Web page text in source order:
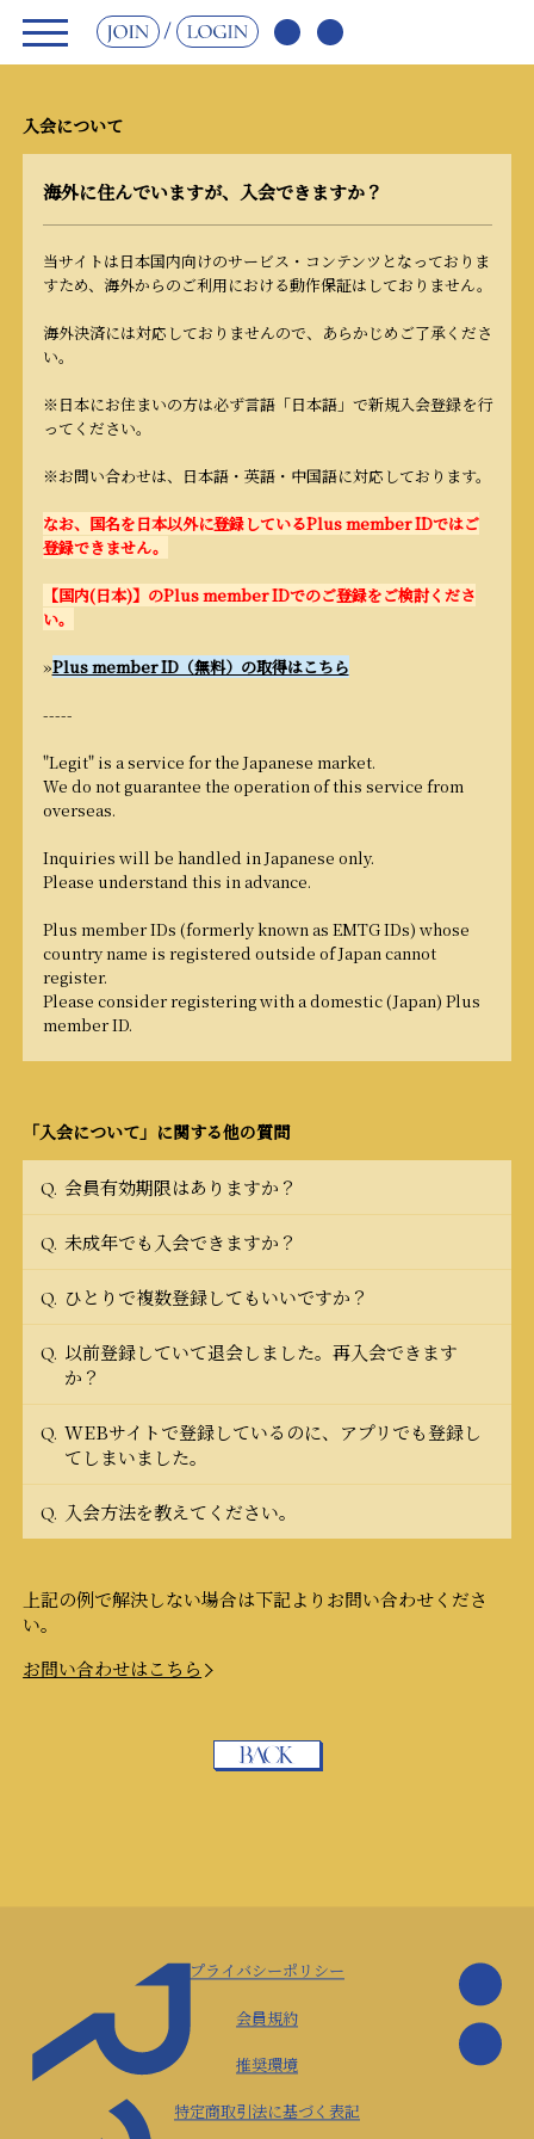
JOIN LOGIN
入会について
海外に住んでいますが、入会できますか？
当サイトは日本国内向けのサービス・コンテンツとなっておりま
すため、海外からのご利用における動作保証はしておりません。
海外決済には対応しておりませんので、あらかじめご了承くださ
い。
※日本にお住まいの方は必ず言語「日本語」で新規入会登録を行
ってください。
※お問い合わせは、日本語・英語・中国語に対応しております。
なお、国名を日本以外に登録しているPlus member IDではご
登録できません。
【国内(日本)】のPlus member IDでのご登録をご検討くださ
い。
»Plus member ID（無料）の取得はこちら
-----
"Legit" is a service for the Japanese market.
We do not guarantee the operation of this service from
overseas.
Inquiries will be handled in Japanese only.
Please understand this in advance.
Plus member IDs (formerly known as EMTG IDs) whose
country name is registered outside of Japan cannot
register.
Please consider registering with a domestic (Japan) Plus
member ID.
「入会について」に関する他の質問
Q. 会員有効期限はありますか？
Q. 未成年でも入会できますか？
Q. ひとりで複数登録してもいいですか？
Q. 以前登録していて退会しました。再入会できます
か？
Q. WEBサイトで登録しているのに、アプリでも登録し
てしまいました。
Q. 入会方法を教えてください。
上記の例で解決しない場合は下記よりお問い合わせくださ
い。
お問い合わせはこちら
プライバシーポリシー
会員規約
推奨環境
特定商取引法に基づく表記